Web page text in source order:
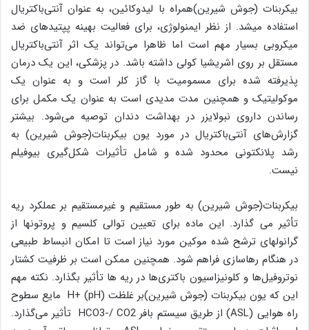
بیکربنات (جوش شیرین)همراه با لیدوکائین، به عنوان آنتی‌باکتریال
استفاده میشد. از نظر ایمنولوژی، برای فعالیت بهینه پپتیدهای ضد
میکروبی بسیار مهم است اما ظاهرا می‌تواند یک اثر آنتی‌باکتریال
مستقل بر روی اشریشیا کولی داشته باشد. در پزشکی، این یک درمان
پذیرفته شده برای مسمومیت با گاز کلر است و به عنوان یک
موکولیتیک و همچنین مدت مدیدی است به عنوان یک مکمل برای
رساندن داروی نبولایزر در بهداشت دندان توصیه می‌شود. بیشتر
گزارش‌های آنتی‌باکتریال در مورد یون بیکربنات(جوش شیرین) به
رشد پلانکتونی محدود شده و شامل تأثیرات شکل‌گیری بیوفیلم
نیست.
بیکربنات(جوش شیرین) به طور مستقیم و غیرمستقیم بر عملکرد ریه
تأثیر می گذارد. این ماده برای تعیین توالی کلسیم و پروتونها از
گرانولهای ترشح شده موکین مورد نیاز است تا امکان انبساط طبیعی
در هنگام رهاسازی فراهم شود. همچنین ممکن است بر ظرفیت کشتار
نوتروفیل‌ها و کلونیزاسیون باکتری‌ها در ریه ها تأثیر بگذارد. نکته مهم
این که یون بیکربنات (جوش شیرین)بر غلظت H+ (pH) مایع سطوح
راه هوایی (ASL) از طریق سیستم بافر HCO3-/ CO2 تأثیر می‌گذارد.